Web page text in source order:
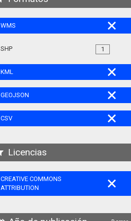
WMS
1
SHP
KML
GEOJSON
CSV
Licencias
CREATIVE COMMONS
ATTRIBUTION